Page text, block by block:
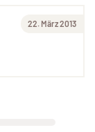
22. März 2013